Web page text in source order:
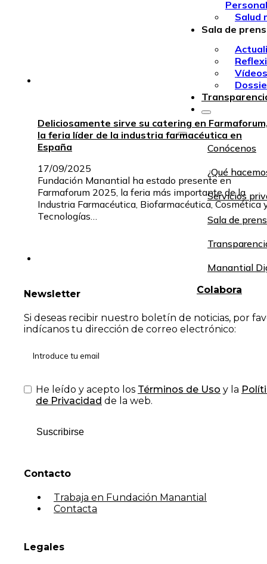
Personal
Salud
Sala de
Vídeos
Conócenos
¿Qué
Servicios
Sala de
Manantial
Colabora
Deliciosamente sirve su catering en
la feria líder de la industria farmacéutica en
España
17/09/2025
Fundación Manantial ha estado presente en
Farmaforum 2025, la feria más importante de la
Industria Farmacéutica, Biofarmacéutica, Cosmética
Tecnologías…
Newsletter
Si deseas recibir nuestro boletín de noticias, por
indícanos tu dirección de correo electrónico:
He leído y acepto los Términos de Uso y la
de Privacidad de la web.
Suscribirse
Contacto
Trabaja en Fundación Manantial
Contacta
Legales